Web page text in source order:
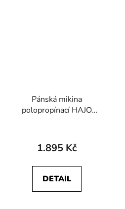
Pánská mikina
polopropínací HAJO
1.895 Kč
DETAIL